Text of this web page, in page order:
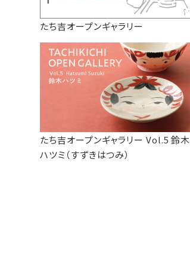
たち吉オープンギャラリー
たち吉オープンギャラリー Vol.5 鈴木
ハツミ（すずきはつみ）